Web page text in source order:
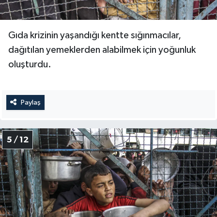
Gıda krizinin yaşandığı kentte sığınmacılar,
dağıtılan yemeklerden alabilmek için yoğunluk
oluşturdu.
Paylaş
5 / 12
Konya Müftülüğü
Malatya Müftülüğü
Manisa Müftülüğü
Mersin Müftülüğü
Muğla Müftülüğü
Muş Müftülüğü